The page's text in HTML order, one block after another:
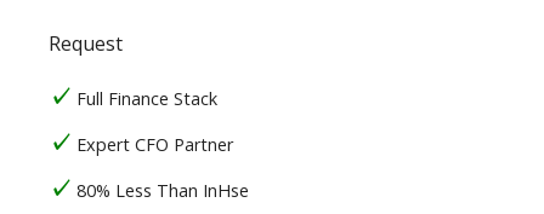
Request
Full Finance Stack
Expert CFO Partner
80% Less Than InHse